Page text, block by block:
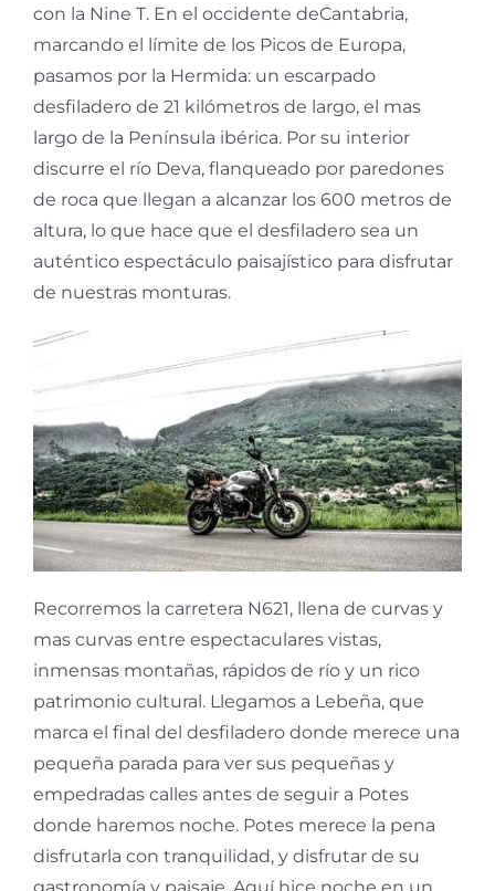
con la Nine T. En el occidente deCantabria,
marcando el límite de los Picos de Europa,
pasamos por la Hermida: un escarpado
desfiladero de 21 kilómetros de largo, el mas
largo de la Península ibérica. Por su interior
discurre el río Deva, flanqueado por paredones
de roca que llegan a alcanzar los 600 metros de
altura, lo que hace que el desfiladero sea un
auténtico espectáculo paisajístico para disfrutar
de nuestras monturas.
Recorremos la carretera N621, llena de curvas y
mas curvas entre espectaculares vistas,
inmensas montañas, rápidos de río y un rico
patrimonio cultural. Llegamos a Lebeña, que
marca el final del desfiladero donde merece una
pequeña parada para ver sus pequeñas y
empedradas calles antes de seguir a Potes
donde haremos noche. Potes merece la pena
disfrutarla con tranquilidad, y disfrutar de su